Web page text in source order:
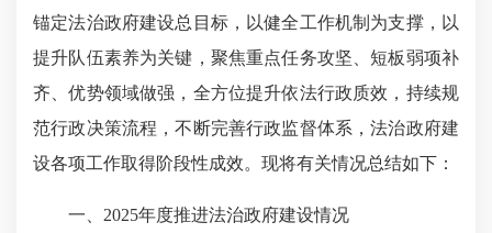
锚定法治政府建设总目标，以健全工作机制为支撑，以
提升队伍素养为关键，聚焦重点任务攻坚、短板弱项补
齐、优势领域做强，全方位提升依法行政质效，持续规
范行政决策流程，不断完善行政监督体系，法治政府建
设各项工作取得阶段性成效。现将有关情况总结如下：
一、2025年度推进法治政府建设情况